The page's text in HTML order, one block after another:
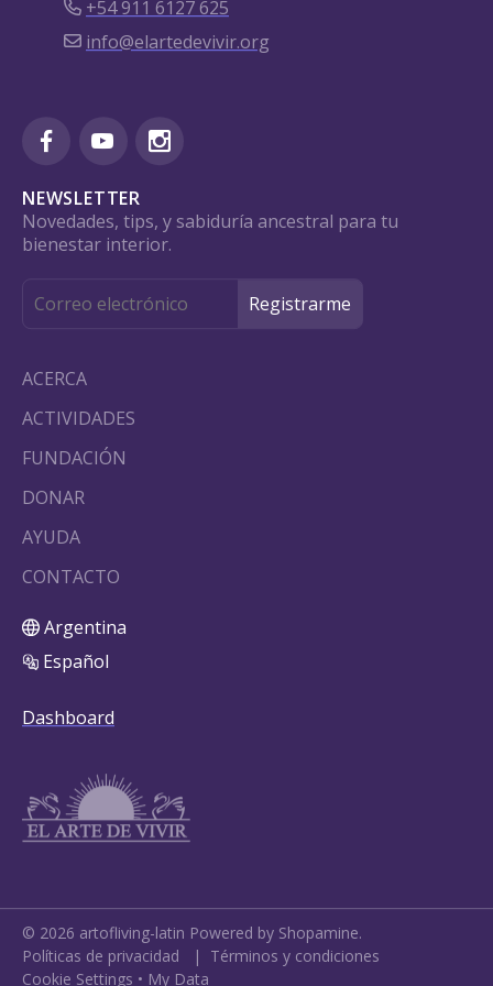
+54 911 6127 625
info@elartedevivir.org
NEWSLETTER
Novedades, tips, y sabiduría ancestral para tu
bienestar interior.
ACERCA
ACTIVIDADES
FUNDACIÓN
DONAR
AYUDA
CONTACTO
Argentina
Español
Dashboard
© 2026 artofliving-latin Powered by Shopamine.
Políticas de privacidad | Términos y condiciones
Cookie Settings • My Data